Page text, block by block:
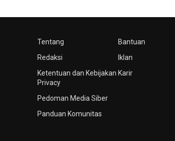
Tentang
Redaksi
Ketentuan dan Kebijakan
Privacy
Pedoman Media Siber
Panduan Komunitas
Bantuan
Iklan
Karir